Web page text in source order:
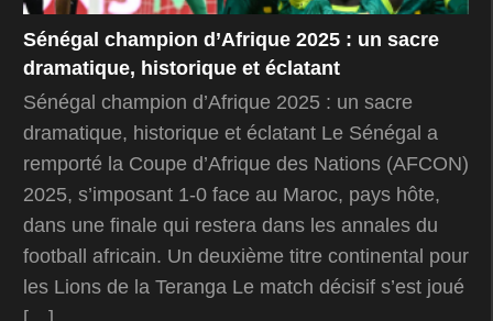
Sénégal champion d’Afrique 2025 : un sacre
dramatique, historique et éclatant
Sénégal champion d’Afrique 2025 : un sacre
dramatique, historique et éclatant Le Sénégal a
remporté la Coupe d’Afrique des Nations (AFCON)
2025, s’imposant 1-0 face au Maroc, pays hôte,
dans une finale qui restera dans les annales du
football africain. Un deuxième titre continental pour
les Lions de la Teranga Le match décisif s’est joué